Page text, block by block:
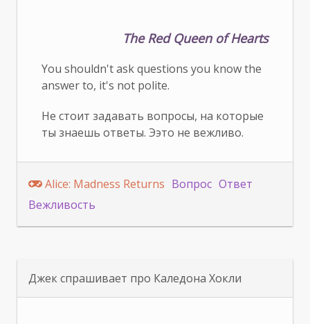
The Red Queen of Hearts
You shouldn't ask questions you know the
answer to, it's not polite.
Не стоит задавать вопросы, на которые
ты знаешь ответы. Ээто не вежливо.
Alice: Madness Returns Вопрос Ответ
Вежливость
Джек спрашивает про Каледона Хокли